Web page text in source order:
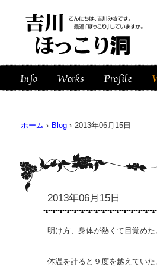
ホーム › Blog › 2013年06月15日
2013年06月15日
明け方、身体が熱くて目覚めた
体温を計ると９度を越えていた